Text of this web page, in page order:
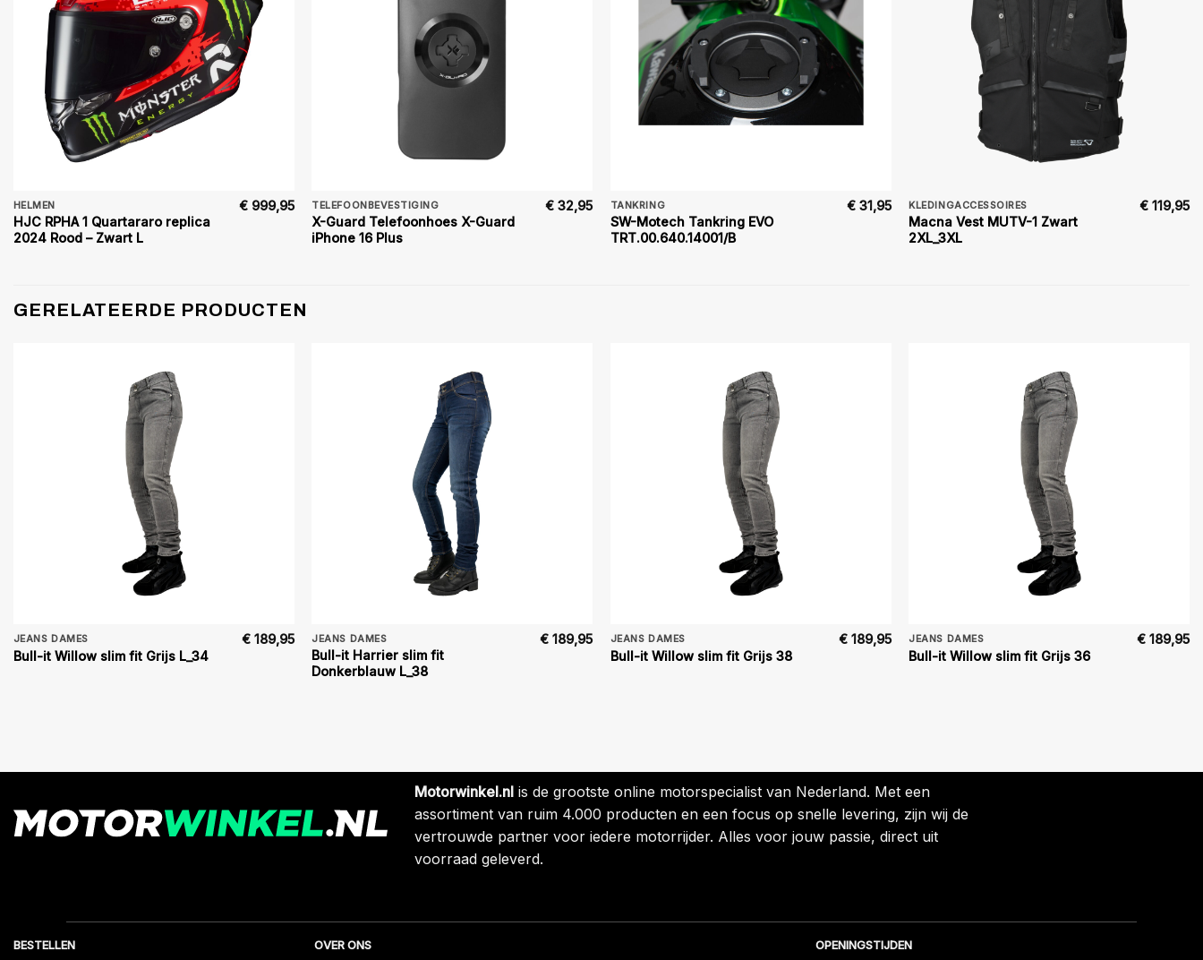
HELMEN
HJC RPHA 1 Quartararo replica
2024 Rood – Zwart L
€999,95 TELEFOONBEVESTIGING
X-Guard Telefoonhoes X-Guard
iPhone 16 Plus
€ 32,95 TANKRING
SW-Motech Tankring EVO
TRT.00.640.14001/B
€31,95 KLEDINGACCESSOIRES
Macna Vest MUTV-1 Zwart
2XL_3XL
€ 119,95
GERELATEERDE PRODUCTEN
JEANS DAMES
Bull-it Willow slim fit Grijs L_34
€189,95 JEANS DAMES
Bull-it Harrier slim fit
Donkerblauw L_38
€ 189,95 JEANS DAMES
Bull-it Willow slim fit Grijs 38
€189,95 JEANS DAMES
Bull-it Willow slim fit Grijs 36
€ 189,95
Motorwinkel.nl is de grootste online motorspecialist van Nederland. Met een
assortiment van ruim 4.000 producten en een focus op snelle levering, zijn wij de
vertrouwde partner voor iedere motorrijder. Alles voor jouw passie, direct uit
voorraad geleverd.
BESTELLEN OVER ONS OPENINGSTIJDEN